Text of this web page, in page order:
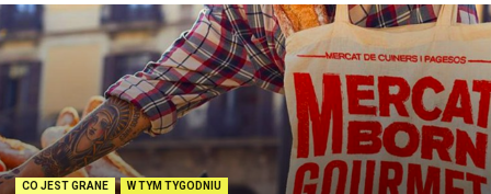
CO JEST GRANE W TYM TYGODNIU